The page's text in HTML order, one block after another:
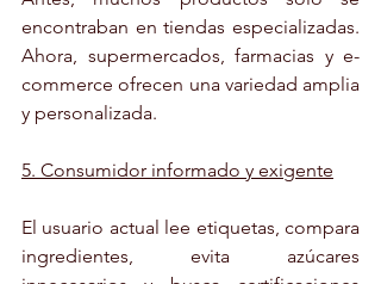
encontraban en tiendas especializadas.
Ahora, supermercados, farmacias y e-
commerce ofrecen una variedad amplia
y personalizada.
5. Consumidor informado y exigente
El usuario actual lee etiquetas, compara
ingredientes, evita azúcares